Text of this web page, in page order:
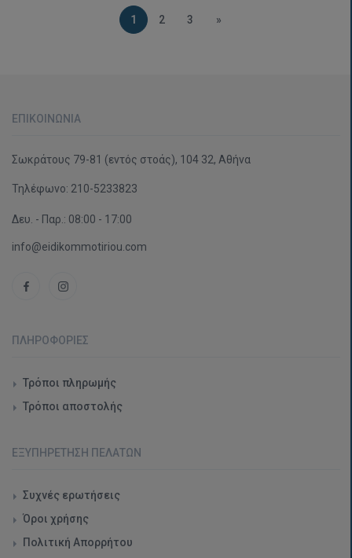
1 2 3 »
ΕΠΙΚΟΙΝΩΝΊΑ
Σωκράτους 79-81 (εντός στοάς), 104 32, Αθήνα
Τηλέφωνο: 210-5233823
Δευ. - Παρ.: 08:00 - 17:00
info@eidikommotiriou.com
ΠΛΗΡΟΦΟΡΊΕΣ
Τρόποι πληρωμής
Τρόποι αποστολής
ΕΞΥΠΗΡΈΤΗΣΗ ΠΕΛΑΤΏΝ
Συχνές ερωτήσεις
Όροι χρήσης
Πολιτική Απορρήτου